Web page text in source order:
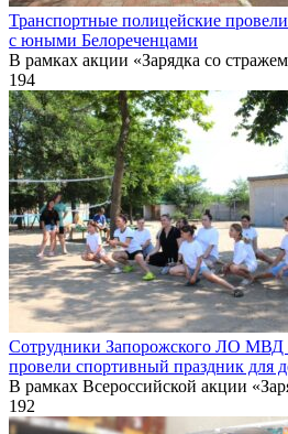
Транспортные полицейские
с юными Белореченцами
В рамках акции «Зарядка со
194
Сотрудники Запорожского ЛО МВД
провели спортивный праздник для
В рамках Всероссийской акции
192